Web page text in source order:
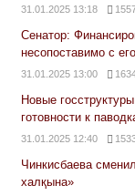
31.01.2025 13:18
Сенатор:
несопоставимо с
31.01.2025 13:00
Новые
готовности к
31.01.2025 12:40
Чинкисбаева
халқына»